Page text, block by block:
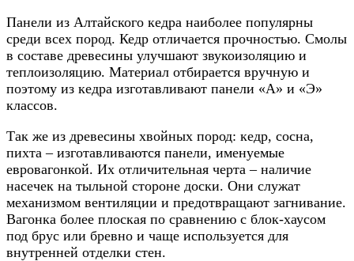
Панели из Алтайского кедра наиболее популярны
среди всех пород. Кедр отличается прочностью. Смолы
в составе древесины улучшают звукоизоляцию и
теплоизоляцию. Материал отбирается вручную и
поэтому из кедра изготавливают панели «А» и «Э»
классов.
Так же из древесины хвойных пород: кедр, сосна,
пихта – изготавливаются панели, именуемые
евровагонкой. Их отличительная черта – наличие
насечек на тыльной стороне доски. Они служат
механизмом вентиляции и предотвращают загнивание.
Вагонка более плоская по сравнению с блок-хаусом
под брус или бревно и чаще используется для
внутренней отделки стен.